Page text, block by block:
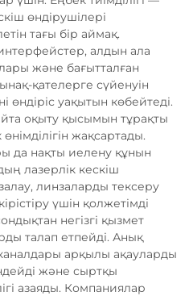
өндірушілері
тағы бір аймақ.
алдын ала
және бағытталған
қателерге сүйенуін
өндіріс уақытын көбейтеді.
оқыту қысымын тұрақты
жақсартады.
да нақты иелену құнын
лазерлік кескіш
линзаларды тексеру
үшін қолжетімді
негізгі қызмет
талап етпейді. Анық
арқылы ақауларды
және сыртқы
азаяды. Компаниялар